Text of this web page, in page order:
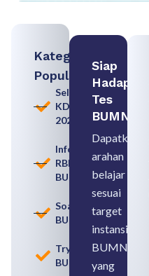
Kategori
Populer
Seleksi
KDKMP
2026
Informasi
RBB
BUMN
Soal
BUMN
Tryout
BUMN
Siap
Hadapi
Tes
BUMN
Dapatkan
arahan
belajar
sesuai
target
instansi
BUMN
yang